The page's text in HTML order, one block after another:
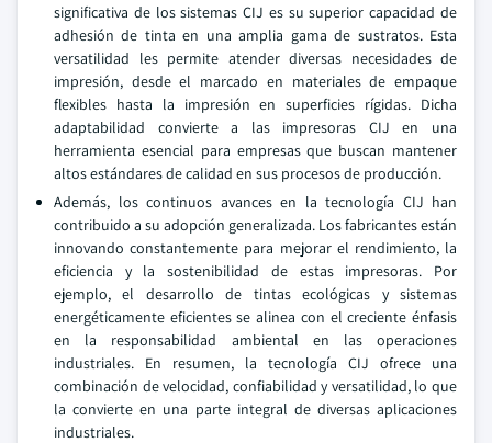
significativa de los sistemas CIJ es su superior capacidad de
adhesión de tinta en una amplia gama de sustratos. Esta
versatilidad les permite atender diversas necesidades de
impresión, desde el marcado en materiales de empaque
flexibles hasta la impresión en superficies rígidas. Dicha
adaptabilidad convierte a las impresoras CIJ en una
herramienta esencial para empresas que buscan mantener
altos estándares de calidad en sus procesos de producción.
Además, los continuos avances en la tecnología CIJ han
contribuido a su adopción generalizada. Los fabricantes están
innovando constantemente para mejorar el rendimiento, la
eficiencia y la sostenibilidad de estas impresoras. Por
ejemplo, el desarrollo de tintas ecológicas y sistemas
energéticamente eficientes se alinea con el creciente énfasis
en la responsabilidad ambiental en las operaciones
industriales. En resumen, la tecnología CIJ ofrece una
combinación de velocidad, confiabilidad y versatilidad, lo que
la convierte en una parte integral de diversas aplicaciones
industriales.